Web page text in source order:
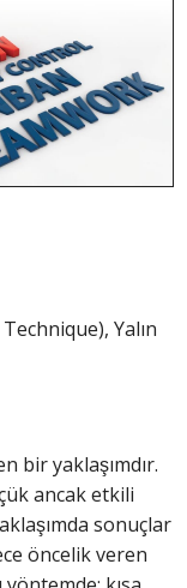
Yalın
bir yaklaşımdır.
ancak etkili
sonuçlar
öncelik veren